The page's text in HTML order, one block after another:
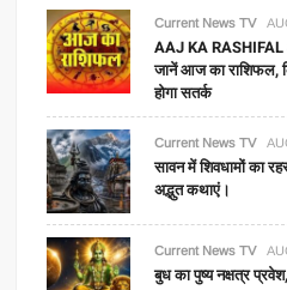
Current News TV
AAJ KA
जानें आज का राशिफल,
होगा सतर्क
Current News TV
सावन में शिवधामों का
अद्भुत कथाएं।
Current News TV
बुध का पुष्य नक्षत्र